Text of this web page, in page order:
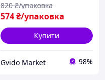
574₴/упаковка
820 ₴/упаковка
Купити
Gvido Market 98%